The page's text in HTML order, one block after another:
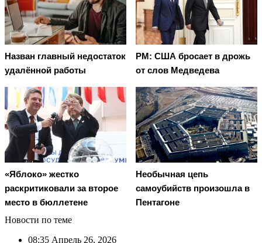
Назван главный недостаток
удалённой работы
PM: США бросает в дрожь
от слов Медведева
«Яблоко» жестко
раскритиковали за второе
место в бюллетене
Необычная цепь
самоубийств произошла в
Пентагоне
Новости по теме
08:35 Апрель 26, 2026